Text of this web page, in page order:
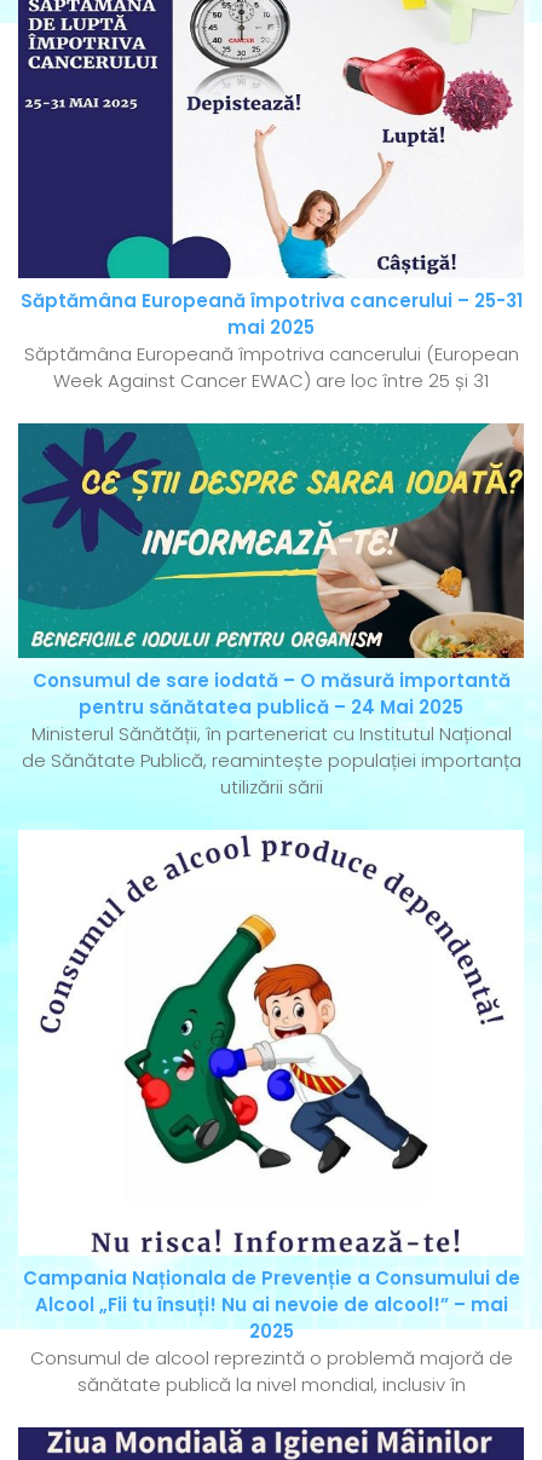
Săptămâna Europeană împotriva cancerului – 25-31
mai 2025
Săptămâna Europeană împotriva cancerului (European
Week Against Cancer EWAC) are loc între 25 și 31
Consumul de sare iodată – O măsură importantă
pentru sănătatea publică – 24 Mai 2025
Ministerul Sănătății, în parteneriat cu Institutul Național
de Sănătate Publică, reamintește populației importanța
utilizării sării
Campania Naționala de Prevenție a Consumului de
Alcool „Fii tu însuți! Nu ai nevoie de alcool!” – mai
2025
Consumul de alcool reprezintă o problemă majoră de
sănătate publică la nivel mondial, inclusiv în